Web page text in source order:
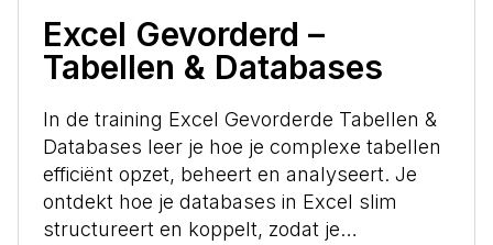
Excel Gevorderd –
Tabellen & Databases
In de training Excel Gevorderde Tabellen &
Databases leer je hoe je complexe tabellen
efficiënt opzet, beheert en analyseert. Je
ontdekt hoe je databases in Excel slim
structureert en koppelt, zodat je…